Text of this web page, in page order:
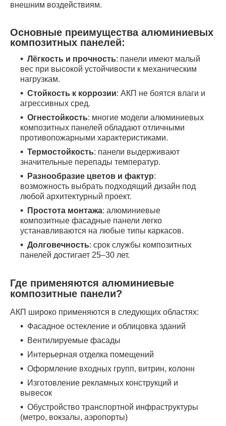
внешним воздействиям.
Основные преимущества алюминиевых
композитных панелей:
Лёгкость и прочность: панели имеют малый
вес при высокой устойчивости к механическим
нагрузкам.
Стойкость к коррозии: АКП не боятся влаги и
агрессивных сред.
Огнестойкость: многие модели алюминиевых
композитных панелей обладают отличными
противопожарными характеристиками.
Термостойкость: панели выдерживают
значительные перепады температур.
Разнообразие цветов и фактур:
возможность выбрать подходящий дизайн под
любой архитектурный проект.
Простота монтажа: алюминиевые
композитные фасадные панели легко
устанавливаются на любые типы каркасов.
Долговечность: срок службы композитных
панелей достигает 25–30 лет.
Где применяются алюминиевые
композитные панели?
АКП широко применяются в следующих областях:
Фасадное остекление и облицовка зданий
Вентилируемые фасады
Интерьерная отделка помещений
Оформление входных групп, витрин, колонн
Изготовление рекламных конструкций и
вывесок
Обустройство транспортной инфраструктуры
(метро, вокзалы, аэропорты)